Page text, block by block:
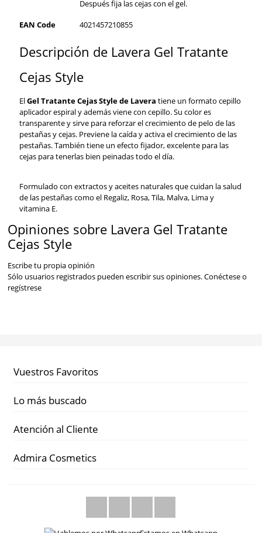
Después fija las cejas con el gel.
EAN Code
4021457210855
Descripción de Lavera Gel Tratante
Cejas Style
ElGel Tratante Cejas Style de Lavera tiene un formato cepillo
aplicador espiral y además viene con cepillo. Su color es
transparente y sirve para reforzar el crecimiento de pelo de las
pestañas y cejas. Previene la caída y activa el crecimiento de las
pestañas. También tiene un efecto fijador, excelente para las
cejas para tenerlas bien peinadas todo el día.
Formulado con extractos y aceites naturales que cuidan la salud
de las pestañas como el Regaliz, Rosa, Tila, Malva, Lima y
vitamina E.
Opiniones sobre Lavera Gel Tratante
Cejas Style
Escribe tu propia opinión
Sólo usuarios registrados pueden escribir sus opiniones.Conécteseo
regístrese
Vuestros Favoritos
Lo más buscado
Atención al Cliente
Admira Cosmetics